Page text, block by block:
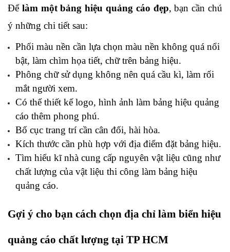
Để làm một bảng hiệu quảng cáo đẹp, bạn cần chú
ý những chi tiết sau:
Phối màu nền cần lựa chọn màu nền không quá nổi
bật, làm chìm họa tiết, chữ trên bảng hiệu.
Phông chữ sử dụng không nên quá cầu kì, làm rối
mắt người xem.
Có thể thiết kế logo, hình ảnh làm bảng hiệu quảng
cáo thêm phong phú.
Bố cục trang trí cần cân đối, hài hòa.
Kích thước cần phù hợp với địa điểm đặt bảng hiệu.
Tìm hiểu kĩ nhà cung cấp nguyên vật liệu cũng như
chất lượng của vật liệu thi công làm bảng hiệu
quảng cáo.
Gợi ý cho bạn cách chọn địa chỉ làm biển hiệu
quảng cáo chất lượng tại TP HCM